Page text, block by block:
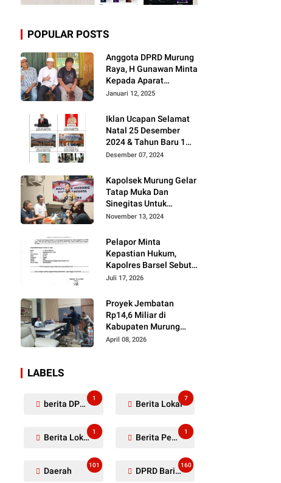
POPULAR POSTS
Anggota DPRD Murung
Raya, H Gunawan Minta
Kepada Aparat
Berantas judi dan
Instruksi Presiden RI
Januari 12, 2025
Iklan Ucapan Selamat
Natal 25 Desember
2024 & Tahun Baru 1
Januari 2025
Desember 07, 2024
Kapolsek Murung Gelar
Tatap Muka Dan
Sinegitas Untuk
Menjaga Situasi
Kondusif Dengan Insan
Pers
November 13, 2024
Pelapor Minta
Kepastian Hukum,
Kapolres Barsel Sebut
Dugaan Penyerobotan
Juli 17, 2026
Proyek Jembatan
Rp14,6 Miliar di
Kabupaten Murung
Raya Mangkrak,
April 08, 2026
LABELS
berita DPRD Murung Raya
1
Berita Lokal
7
Berita Lokal Kabupaten Barito Utara
1
Berita Pemkab Murung Raya
1
Daerah
101
DPRD Barito Utara
160